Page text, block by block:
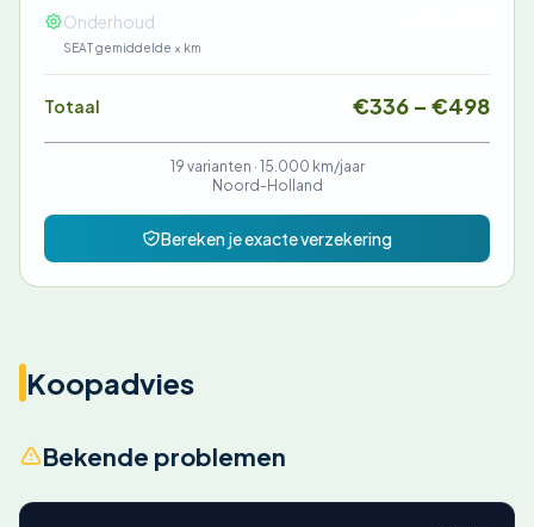
Onderhoud
SEAT gemiddelde × km
Totaal €336 – €498
19 varianten · 15.000 km/jaar
Noord-Holland
Bereken je exacte verzekering
Koopadvies
Bekende problemen